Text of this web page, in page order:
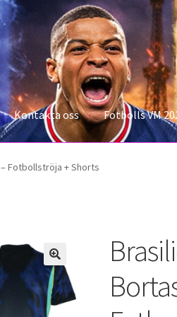
Kontakta oss Fotbolls VM
Fotbollströja + Shorts